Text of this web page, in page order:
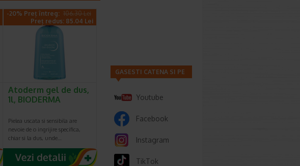
-20% Preț întreg: 106.30 Lei
Preț redus: 85.04 Lei
Atoderm gel de dus,
1l, BIODERMA
Pielea uscata si sensibila are
nevoie de o ingrijire specifica,
chiar si la dus, unde…
GASESTI CATENA SI PE
Youtube
Facebook
Instagram
TikTok